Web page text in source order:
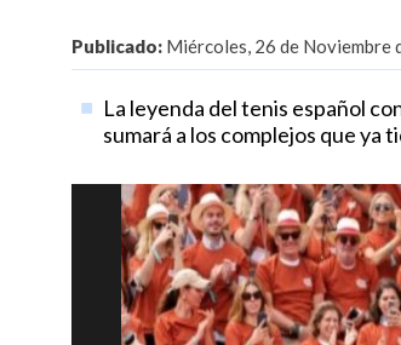
Publicado: Miércoles, 26 de Noviembre
La leyenda del tenis español
sumará a los complejos que